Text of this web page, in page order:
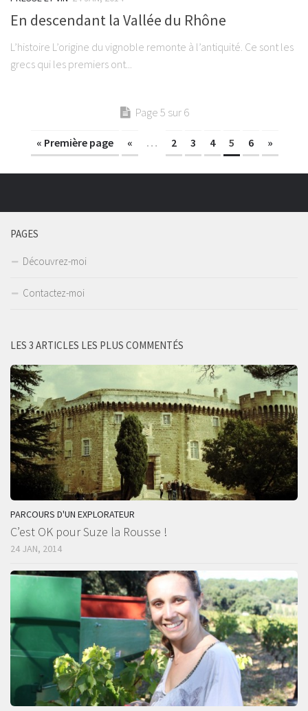
En descendant la Vallée du Rhône
L’histoire L’origine du vignoble remonte à l’antiquité. Ce sont les
grecs qui les premiers ont...
Page 5 sur 6
« Première page « … 2 3 4 5 6 »
PAGES
Découvrez-moi
Contactez-moi
LES 3 ARTICLES LES PLUS COMMENTÉS
PARCOURS D'UN EXPLORATEUR
C’est OK pour Suze la Rousse !
24 JAN, 2014